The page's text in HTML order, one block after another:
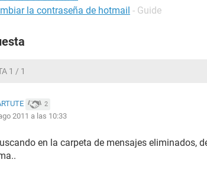
la contraseña de hotmail - Guide
1 / 1
2
2011 a las 10:33
en la carpeta de mensajes eliminados,